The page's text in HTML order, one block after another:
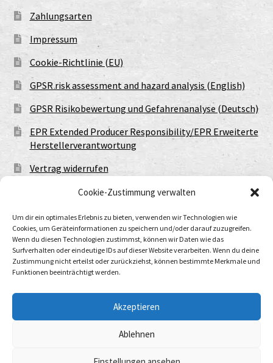
Cookie-Zustimmung verwalten
Um dir ein optimales Erlebnis zu bieten, verwenden wir Technologien wie
Cookies, um Geräteinformationen zu speichern und/oder darauf zuzugreifen.
Wenn du diesen Technologien zustimmst, können wir Daten wie das
Surfverhalten oder eindeutige IDs auf dieser Website verarbeiten. Wenn du deine
Zustimmung nicht erteilst oder zurückziehst, können bestimmte Merkmale und
Funktionen beeinträchtigt werden.
Akzeptieren
Ablehnen
Zahlungsarten
Impressum
Cookie-Richtlinie (EU)
GPSR risk assessment and hazard analysis (English)
GPSR Risikobewertung und Gefahrenanalyse (Deutsch)
EPR Extended Producer Responsibility/EPR Erweiterte
Herstellerverantwortung
Vertrag widerrufen
Datenschutzerklärung
Built with WooCommerce.